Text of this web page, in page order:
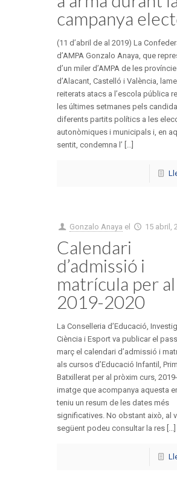
campanya
(11 d’abril de al 2019) La
d’AMPA Gonzalo Anaya, que
d’un miler d’AMPA de les
d’Alacant, Castelló i València,
reiterats atacs a l’escola pública
les últimes setmanes pels
diferents partits polítics a les
autonòmiques i municipals i, en
sentit, condemna l’ [...]
Gonzalo Anaya el 15 abril,
Calendari
d’admissió i
matrícula per
2019-2020
La Conselleria d’Educació,
Ciència i Esport va publicar el
març el calendari d’admissió i
als cursos d’Educació Infantil,
Batxillerat per al pròxim curs,
imatge que acompanya aquesta
teniu un resum de les dates més
significatives. No obstant això, al
següent podeu consultar la res [...]